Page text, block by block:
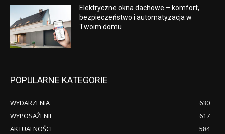
Elektryczne okna dachowe – komfort,
bezpieczeństwo i automatyzacja w
Twoim domu
POPULARNE KATEGORIE
WYDARZENIA
630
WYPOSAŻENIE
617
AKTUALNOŚCI
584